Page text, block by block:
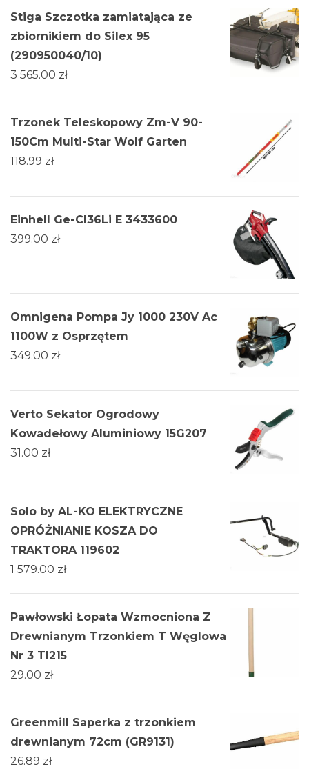
Stiga Szczotka zamiatająca ze
zbiornikiem do Silex 95
(290950040/10)
3 565.00 zł
Trzonek Teleskopowy Zm-V 90-
150Cm Multi-Star Wolf Garten
118.99 zł
Einhell Ge-Cl36Li E 3433600
399.00 zł
Omnigena Pompa Jy 1000 230V Ac
1100W z Osprzętem
349.00 zł
Verto Sekator Ogrodowy
Kowadełowy Aluminiowy 15G207
31.00 zł
Solo by AL-KO ELEKTRYCZNE
OPRÓŻNIANIE KOSZA DO
TRAKTORA 119602
1 579.00 zł
Pawłowski Łopata Wzmocniona Z
Drewnianym Trzonkiem T Węglowa
Nr 3 Tl215
29.00 zł
Greenmill Saperka z trzonkiem
drewnianym 72cm (GR9131)
26.89 zł